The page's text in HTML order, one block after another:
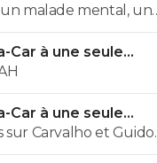
un malade mental, un
Beaucoup plus grave
maxi.
Car à une seule
Car à une seule
Carvalho et Guido
buy, Blanc a bien